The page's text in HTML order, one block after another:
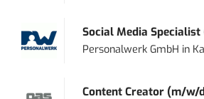
Social Media
Personalwerk GmbH in
Content Creator (m/w/